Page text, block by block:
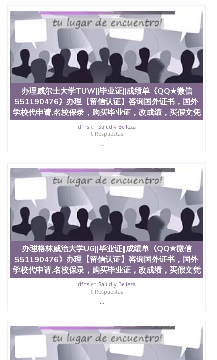
办理威尔士大学TUW||毕业证||成绩单《QQ★微信
551190476》办理【留信认证】咨询国外证书，国外
学校代申请,名校保录，购买毕业证，改成绩，买假文凭
dfnsen Salud y Belleza
0 Respuestas
...
办理格林威治大学UG||毕业证||成绩单《QQ★微信
551190476》办理【留信认证】咨询国外证书，国外
学校代申请,名校保录，购买毕业证，改成绩，买假文凭
dfnsen Salud y Belleza
0 Respuestas
...